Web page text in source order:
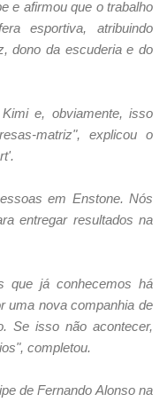
e afirmou que o trabalho
esportiva, atribuindo
dono da escuderia e do
e, obviamente, isso
matriz", explicou o
em Enstone. Nós
entregar resultados na
que já conhecemos há
uma nova companhia de
Se isso não acontecer,
completou.
de Fernando Alonso na